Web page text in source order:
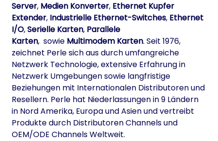
Server, Medien Konverter, Ethernet Kupfer
Extender, Industrielle Ethernet-Switches, Ethernet
I/O,Serielle Karten, Parallele
Karten, sowie Multimodem Karten. Seit 1976,
zeichnet Perle sich aus durch umfangreiche
Netzwerk Technologie, extensive Erfahrung in
Netzwerk Umgebungen sowie langfristige
Beziehungen mit Internationalen Distributoren und
Resellern. Perle hat Niederlassungen in 9 Ländern
in Nord Amerika, Europa und Asien und vertreibt
Produkte durch Distributoren Channels und
OEM/ODE Channels Weltweit.